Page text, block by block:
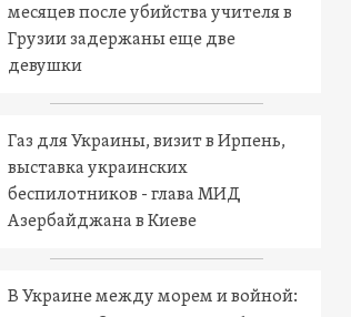
месяцев после убийства учителя в
Грузии задержаны еще две
девушки
Газ для Украины, визит в Ирпень,
выставка украинских
беспилотников - глава МИД
Азербайджана в Киеве
В Украине между морем и войной: